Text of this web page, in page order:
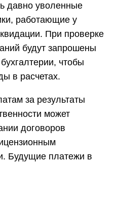
давно уволенные
работающие у
При проверке
будут запрошены
чтобы
в расчетах.
за результаты
может
договоров
Будущие платежи в